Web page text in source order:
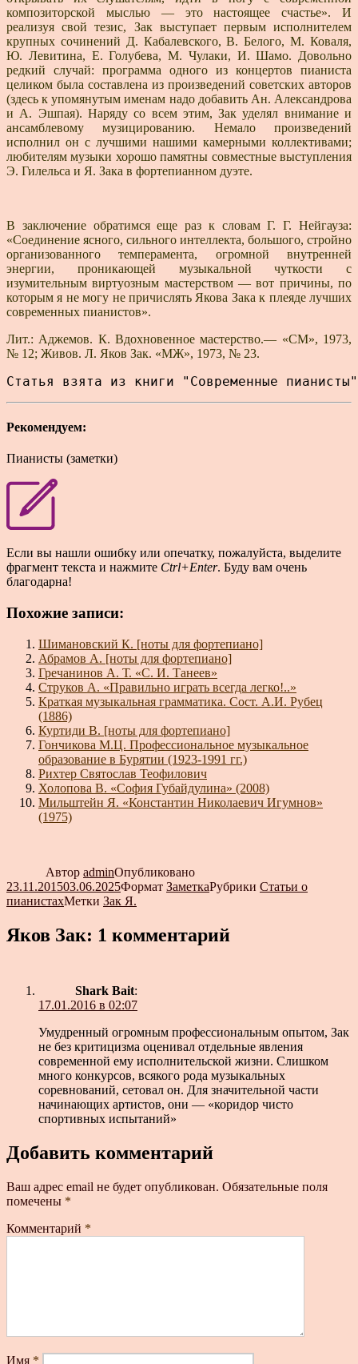
композиторской мыслью — это настоящее счастье». И
реализуя свой тезис, Зак выс­тупает первым исполнителем
крупных сочинений Д. Ка­балевского, В. Белого, М. Коваля,
Ю. Левитина, Е. Голубева, М. Чулаки, И. Шамо. Довольно
редкий случай: программа одного из концертов пианиста
целиком была составлена из произведений советских авторов
(здесь к упомянутым именам надо добавить Ан. Александрова
и А. Эшпая). Наряду со всем этим, Зак уделял внимание и
ансамблевому музицированию. Немало произведений
исполнил он с лучшими нашими камерными коллекти­вами;
любителям музыки хорошо памятны совместные выступления
Э. Гилельса и Я. Зака в фортепианном дуэ­те.
В заключение обратимся еще раз к словам Г. Г. Нейгауза:
«Соединение ясного, сильного интеллекта, боль­шого, стройно
организованного темперамента, огромной внутренней
энергии, проникающей музыкальной чутко­сти с
изумительным виртуозным мастерством — вот при­чины, по
которым я не могу не причислять Якова Зака к плеяде лучших
современных пианистов».
Лит.: Аджемов. К. Вдохновенное мастерство.— «СМ», 1973,
№ 12; Живов. Л. Яков Зак. «МЖ», 1973, № 23.
Статья взята из книги "Современные
Рекомендуем:
Пианисты (заметки)
Если вы нашли ошибку или опечатку, пожалуйста, выделите
фрагмент текста и нажмите Ctrl+Enter. Буду вам очень
благодарна!
Похожие записи:
Шимановский К. [ноты для фортепиано]
Абрамов А. [ноты для фортепиано]
Гречанинов А. Т. «С. И. Танеев»
Струков А. «Правильно играть всегда легко!..»
Краткая музыкальная грамматика. Сост. А.И. Рубец
(1886)
Куртиди В. [ноты для фортепиано]
Гончикова М.Ц. Профессиональное музыкальное
образование в Бурятии (1923-1991 гг.)
Рихтер Святослав Теофилович
Холопова В. «София Губайдулина» (2008)
Мильштейн Я. «Константин Николаевич Игумнов»
(1975)
Автор adminОпубликовано
23.11.201503.06.2025Формат ЗаметкаРубрики Статьи о
пианистахМетки Зак Я.
Яков Зак: 1 комментарий
Shark Bait:
17.01.2016 в 02:07
Умудренный огромным профессиональным опытом, Зак
не без критицизма оценивал отдельные явления
современной ему исполнительской жизни. Слишком
много конкурсов, всякого рода музыкальных
соревнований, сетовал он. Для значительной части
начинающих артистов, они — «коридор чисто
спортивных испытаний»
Добавить комментарий
Ваш адрес email не будет опубликован. Обязательные поля
помечены *
Комментарий *
Имя *